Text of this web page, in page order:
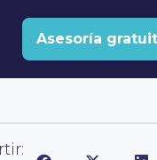
Asesoría